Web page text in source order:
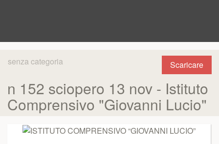
Scaricare
senza categoria
n 152 sciopero 13 nov - Istituto
Comprensivo "Giovanni Lucio"